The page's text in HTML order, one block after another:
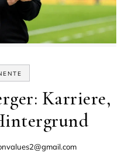
Karriere,